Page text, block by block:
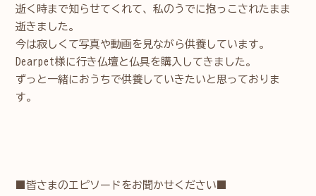
逝く時まで知らせてくれて、私のうでに抱っこされたまま
逝きました。
今は寂しくて写真や動画を見ながら供養しています。
Dearpet様に行き仏壇と仏具を購入してきました。
ずっと一緒におうちで供養していきたいと思っておりま
す。
■皆さまのエピソードをお聞かせください■